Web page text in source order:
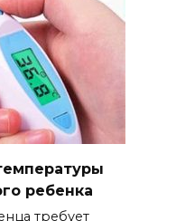
ребенка
требует